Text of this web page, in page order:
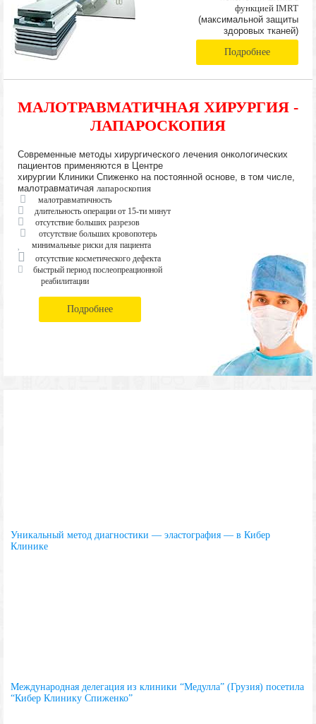
функцией IMRT
(максимальной защиты
здоровых тканей)
Подробнее
МАЛОТРАВМАТИЧНАЯ ХИРУРГИЯ -
ЛАПАРОСКОПИЯ
Современные методы хирургического лечения онкологических
пациентов применяются в Центре
хирургии Клиники Спиженко на постоянной основе, в том числе,
малотравматичая лапароскопия
малотравматичность
длительность операции от 15-ти минут
отсутствие больших разрезов
отсутствие больших кровопотерь
минимальные риски для пациента
отсутствие косметического дефекта
быстрый период послеопреационной
реабилитации
Подробнее
Уникальный метод диагностики — эластография — в Кибер
Клинике
Международная делегация из клиники “Медулла” (Грузия) посетила
“Кибер Клинику Спиженко”